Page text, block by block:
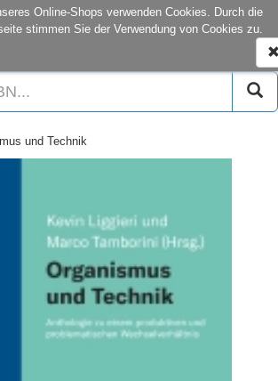
Online-Shops verwenden Cookies. Durch die
stimmen Sie der Verwendung von Cookies zu.
+49 6151-16-
und Technik